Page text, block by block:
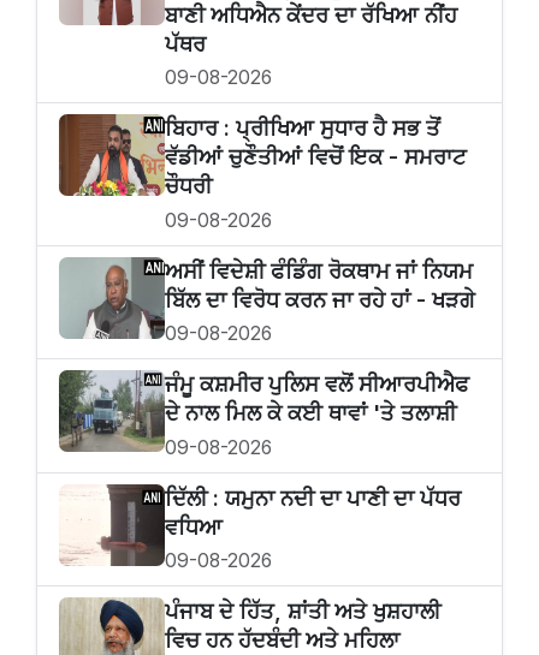
ਬਾਣੀ ਅਧਿਐਨ ਕੇਂਦਰ ਦਾ ਰੱਖਿਆ ਨੀਂਹ
ਪੱਥਰ
09-08-2026
ਬਿਹਾਰ : ਪ੍ਰੀਖਿਆ ਸੁਧਾਰ ਹੈ ਸਭ ਤੋਂ
ਵੱਡੀਆਂ ਚੁਣੌਤੀਆਂ ਵਿਚੋਂ ਇਕ - ਸਮਰਾਟ
ਚੌਧਰੀ
09-08-2026
ਅਸੀਂ ਵਿਦੇਸ਼ੀ ਫੰਡਿੰਗ ਰੋਕਥਾਮ ਜਾਂ ਨਿਯਮ
ਬਿੱਲ ਦਾ ਵਿਰੋਧ ਕਰਨ ਜਾ ਰਹੇ ਹਾਂ - ਖੜਗੇ
09-08-2026
ਜੰਮੂ ਕਸ਼ਮੀਰ ਪੁਲਿਸ ਵਲੋਂ ਸੀਆਰਪੀਐਫ
ਦੇ ਨਾਲ ਮਿਲ ਕੇ ਕਈ ਥਾਵਾਂ 'ਤੇ ਤਲਾਸ਼ੀ
09-08-2026
ਦਿੱਲੀ : ਯਮੁਨਾ ਨਦੀ ਦਾ ਪਾਣੀ ਦਾ ਪੱਧਰ
ਵਧਿਆ
09-08-2026
ਪੰਜਾਬ ਦੇ ਹਿੱਤ, ਸ਼ਾਂਤੀ ਅਤੇ ਖੁਸ਼ਹਾਲੀ
ਵਿਚ ਹਨ ਹੱਦਬੰਦੀ ਅਤੇ ਮਹਿਲਾ